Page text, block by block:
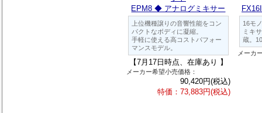
EPM8 ◆ アナログミキサー
上位機種譲りの音響性能をコン
パクトなボディに凝縮。
手軽に使える高コストパフォー
マンスモデル。
【7月17日時点、在庫あり 】
メーカー希望小売価格：
90,420円(税込)
特価：73,883円(税込)
16モ
ミキ
蔵。
メーカ